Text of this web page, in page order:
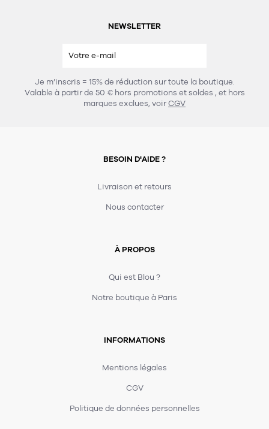
NEWSLETTER
Je m’inscris = 15% de réduction sur toute la boutique.
Valable à partir de 50 € hors promotions et soldes , et hors
marques exclues, voirCGV
BESOIN D'AIDE ?
Livraison et retours
Nous contacter
À PROPOS
Qui est Blou ?
Notre boutique à Paris
INFORMATIONS
Mentions légales
CGV
Politique de données personnelles